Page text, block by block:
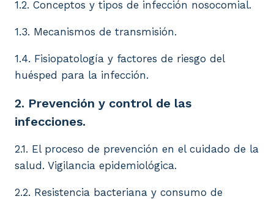
1.2. Conceptos y tipos de infección nosocomial.
1.3. Mecanismos de transmisión.
1.4. Fisiopatología y factores de riesgo del
huésped para la infección.
2. Prevención y control de las
infecciones.
2.1. El proceso de prevención en el cuidado de la
salud. Vigilancia epidemiológica.
2.2. Resistencia bacteriana y consumo de